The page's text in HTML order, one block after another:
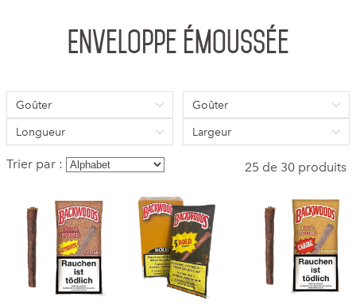
Enveloppe émoussée
Goûter
Goûter
Longueur
Largeur
Trier par : 25 de 30 produits